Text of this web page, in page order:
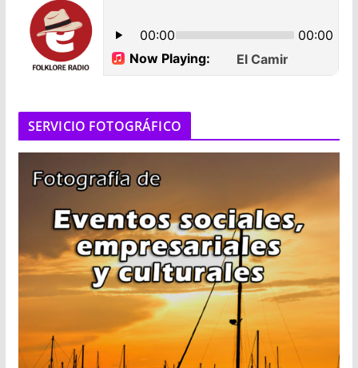
SERVICIO FOTOGRÁFICO